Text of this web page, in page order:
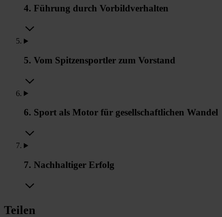
4. Führung durch Vorbildverhalten
5. Vom Spitzensportler zum Vorstand
6. Sport als Motor für gesellschaftlichen Wandel
7. Nachhaltiger Erfolg
Teilen